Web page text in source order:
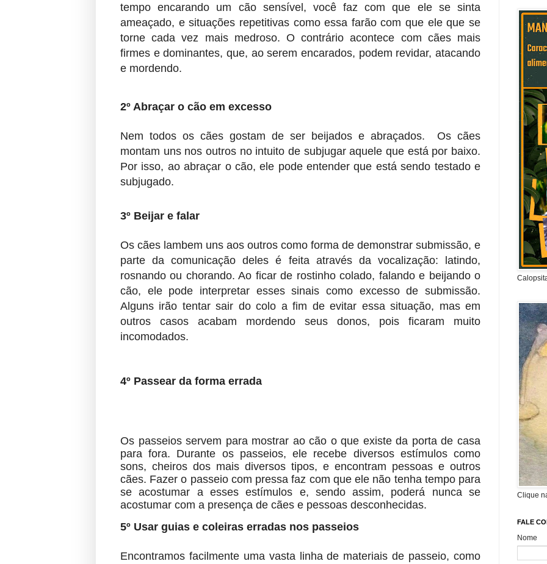
tempo encarando um cão sensível, você faz com que ele se sinta
ameaçado, e situações repetitivas como essa farão com que ele que se
torne cada vez mais medroso. O contrário acontece com cães mais
firmes e dominantes, que, ao serem encarados, podem revidar, atacando
e mordendo.
2º Abraçar o cão em excesso
Nem todos os cães gostam de ser beijados e abraçados.
Os cães
montam uns nos outros no intuito de subjugar aquele que está por baixo.
Por isso, ao abraçar o cão, ele pode entender que está sendo testado e
subjugado.
3º Beijar e falar
Os cães lambem uns aos outros como forma de demonstrar submissão, e
parte da comunicação deles é feita através da vocalização: latindo,
rosnando ou chorando. Ao ficar de rostinho colado, falando e beijando o
cão, ele pode interpretar esses sinais como excesso de submissão.
Alguns irão tentar sair do colo a fim de evitar essa situação, mas em
outros casos acabam mordendo seus donos, pois ficaram muito
incomodados.
4º Passear da forma errada
Os passeios servem para mostrar ao cão o que existe da porta de casa
para fora. Durante os passeios, ele recebe diversos estímulos como
sons, cheiros dos mais diversos tipos, e encontram pessoas e outros
cães. Fazer o passeio com pressa faz com que ele não tenha tempo para
se acostumar a esses estímulos e, sendo assim, poderá nunca se
acostumar com a presença de cães e pessoas desconhecidas.
5º Usar guias e coleiras erradas nos passeios
Encontramos facilmente uma vasta linha de materiais de passeio, como
Clique
FALE
Nome